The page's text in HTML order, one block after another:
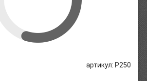
артикул: P250